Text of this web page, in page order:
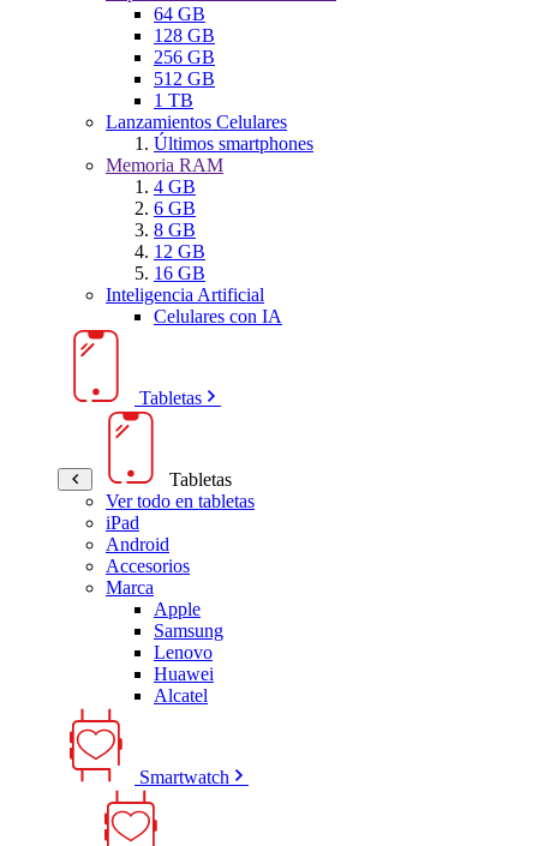
64 GB
128 GB
256 GB
512 GB
1 TB
Lanzamientos Celulares
Últimos smartphones
Memoria RAM
4 GB
6 GB
8 GB
12 GB
16 GB
Inteligencia Artificial
Celulares con IA
Tabletas
Tabletas
Ver todo en tabletas
iPad
Android
Accesorios
Marca
Apple
Samsung
Lenovo
Huawei
Alcatel
Smartwatch